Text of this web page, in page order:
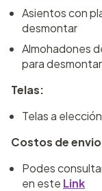
Asientos con
desmontar
Almohadones
para desmontar
Telas:
Telas a
Costos de
Podes
en este Link